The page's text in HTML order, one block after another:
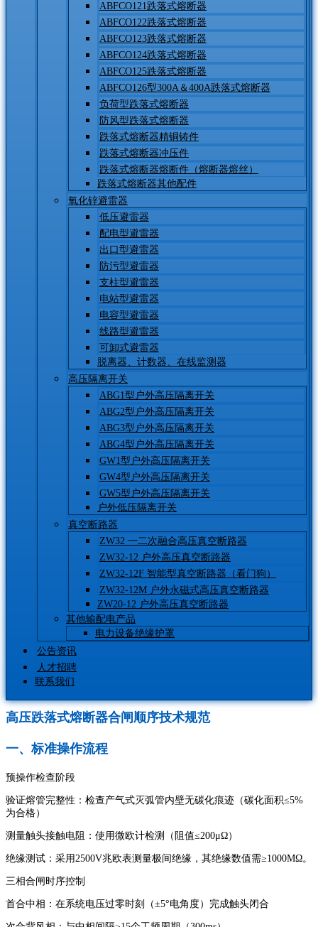
ABFCO121跌落式熔断器
ABFCO122跌落式熔断器
ABFCO123跌落式熔断器
ABFCO124跌落式熔断器
ABFCO125跌落式熔断器
ABFCO126型300A＆400A跌落式熔断器
负荷型跌落式熔断器
防风型跌落式熔断器
跌落式熔断器精铜铸件
跌落式熔断器冲压件
跌落式熔断器熔断件（熔断器熔丝）
跌落式熔断器其他配件
氧化锌避雷器
低压避雷器
配电型避雷器
出口型避雷器
防污型避雷器
支柱型避雷器
电站型避雷器
电容型避雷器
线路型避雷器
可卸式避雷器
脱离器、计数器、在线监测器
高压隔离开关
ABG1型户外高压隔离开关
ABG2型户外高压隔离开关
ABG3型户外高压隔离开关
ABG4型户外高压隔离开关
GW1型户外高压隔离开关
GW4型户外高压隔离开关
GW5型户外高压隔离开关
户外低压隔离开关
真空断路器
ZW32 一二次融合高压真空断路器
ZW32-12 户外高压真空断路器
ZW32-12F 智能型真空断路器（看门狗）
ZW32-12M 户外永磁式高压真空断路器
ZW20-12 户外高压真空断路器
其他输配电产品
电力设备绝缘护罩
公告资讯
人才招聘
联系我们
高压跌落式熔断器合闸顺序技术规范
一、标准操作流程
预操作检查阶段
验证熔管完整性：检查产气式灭弧管内壁无碳化痕迹（碳化面积≤5%
为合格）
测量触头接触电阻：使用微欧计检测（阻值≤200μΩ）
绝缘测试：采用2500V兆欧表测量极间绝缘，其绝缘数值需≥1000MΩ。
三相合闸时序控制
首合中相：在系统电压过零时刻（±5°电角度）完成触头闭合